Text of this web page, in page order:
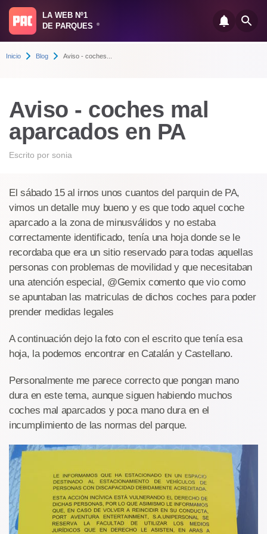
LA WEB Nº1
DE PARQUES
®
Inicio Blog Aviso - coches...
Aviso - coches mal
aparcados en PA
Escrito por sonia
El sábado 15 al irnos unos cuantos del parquin de PA,
vimos un detalle muy bueno y es que todo aquel coche
aparcado a la zona de minusválidos y no estaba
correctamente identificado, tenía una hoja donde se le
recordaba que era un sitio reservado para todas aquellas
personas con problemas de movilidad y que necesitaban
una atención especial, @Gemix comento que vio como
se apuntaban las matriculas de dichos coches para poder
prender medidas legales
A continuación dejo la foto con el escrito que tenía esa
hoja, la podemos encontrar en Catalán y Castellano.
Personalmente me parece correcto que pongan mano
dura en este tema, aunque siguen habiendo muchos
coches mal aparcados y poca mano dura en el
incumplimiento de las normas del parque.